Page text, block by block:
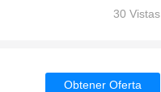
30 Vistas
Obtener Oferta